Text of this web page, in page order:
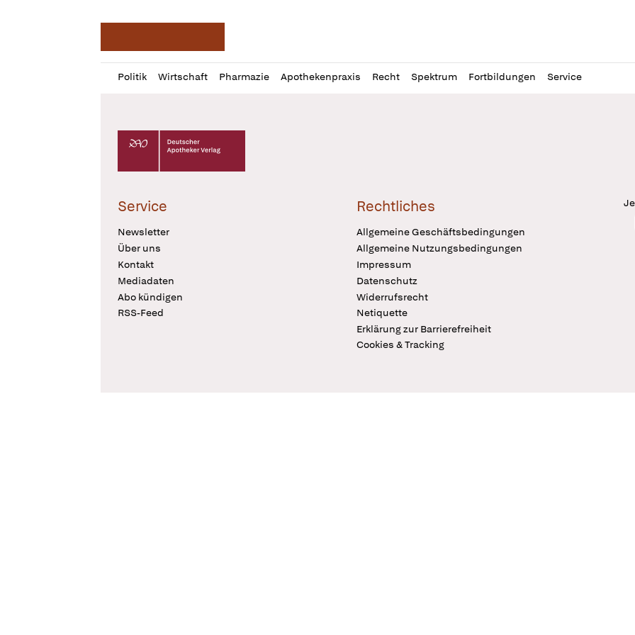
Politik Wirtschaft Pharmazie Apothekenpraxis Recht Spektrum Fortbildungen Service
Profil
öffnen
Daz
Pur
Deutscher Apotheker Verlag Logo
Service
Newsletter
Über uns
Kontakt
Mediadaten
Abo kündigen
RSS-Feed
Rechtliches
Allgemeine Geschäftsbedingungen
Allgemeine Nutzungsbedingungen
Impressum
Datenschutz
Widerrufsrecht
Netiquette
Erklärung zur Barrierefreiheit
Cookies & Tracking